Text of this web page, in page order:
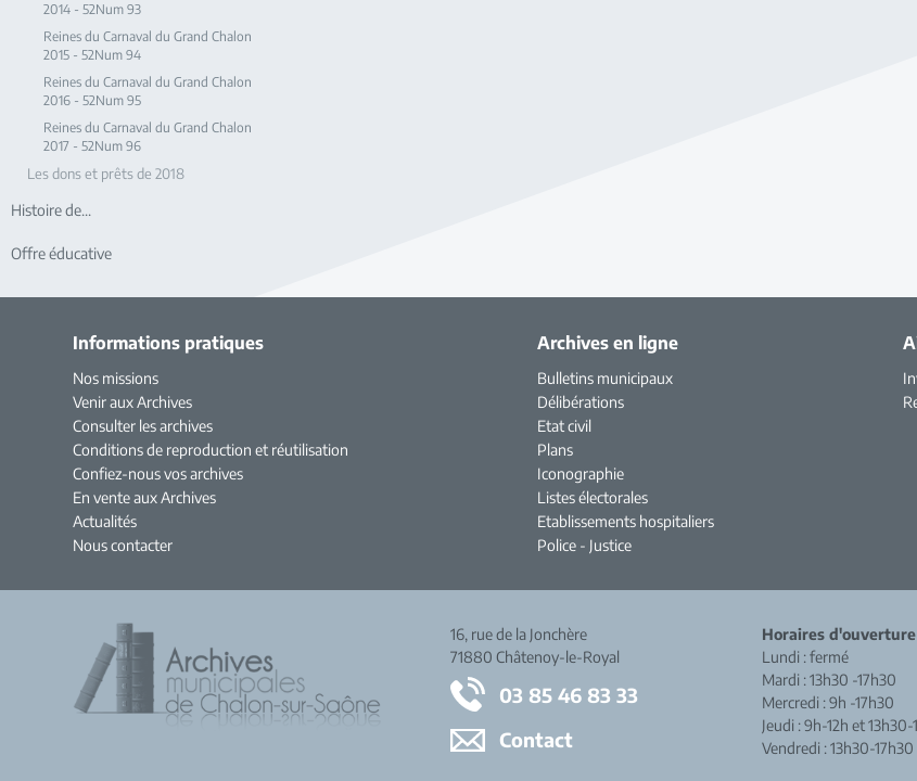
2014 - 52Num 93
Reines du Carnaval du Grand Chalon
2015 - 52Num 94
Reines du Carnaval du Grand Chalon
2016 - 52Num 95
Reines du Carnaval du Grand Chalon
2017 - 52Num 96
Les dons et prêts de 2018
Histoire de...
Offre éducative
Informations pratiques
Nos missions
Venir aux Archives
Consulter les archives
Conditions de reproduction et réutilisation
Confiez-nous vos archives
En vente aux Archives
Actualités
Nous contacter
Archives en ligne
Bulletins municipaux
Délibérations
Etat civil
Plans
Iconographie
Listes électorales
Etablissements hospitaliers
Police - Justice
16, rue de la Jonchère
71880 Châtenoy-le-Royal
03 85 46 83 33
Contact
Horaires
Lundi : fermé
Mardi : 13h30 -17h30
Mercredi : 9h -17h30
Jeudi : 9h-12h et 13h30-
Vendredi : 13h30-17h30